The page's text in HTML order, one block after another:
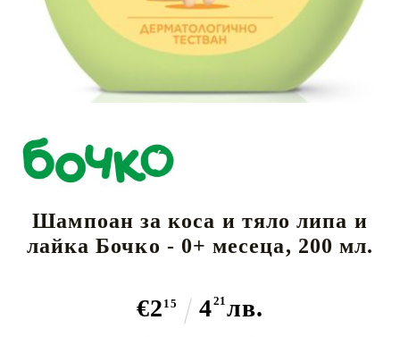
Шампоан за коса и тяло липа и
лайка Бочко - 0+ месеца, 200 мл.
€2 15 421 лв.